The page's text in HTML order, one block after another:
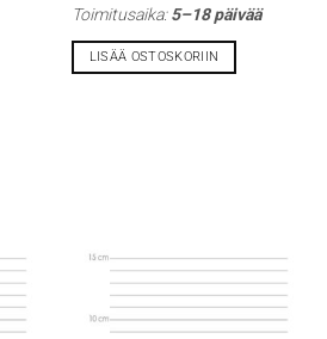
Toimitusaika:5–18 päivää
LISÄÄ OSTOSKORIIN